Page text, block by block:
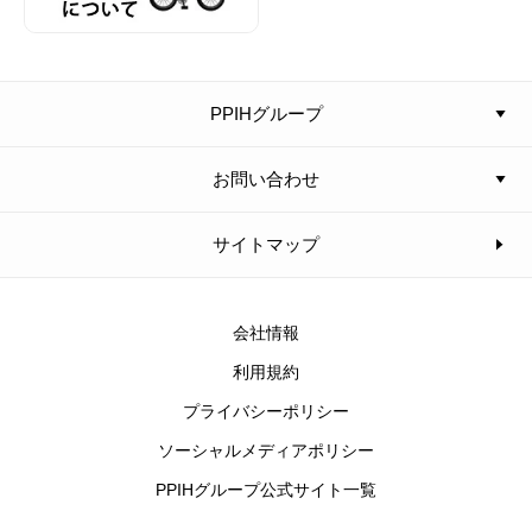
PPIHグループ
お問い合わせ
サイトマップ
会社情報
利用規約
プライバシーポリシー
ソーシャルメディアポリシー
PPIHグループ公式サイト一覧